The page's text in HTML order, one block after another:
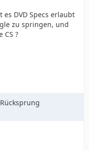
DVD Specs erlaubt
zu springen, und
CS ?